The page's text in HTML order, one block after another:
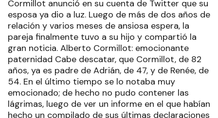
Cormillot anunció en su cuenta de Twitter que su
esposa ya dio a luz. Luego de más de dos años de
relación y varios meses de ansiosa espera, la
pareja finalmente tuvo a su hijo y compartió la
gran noticia. Alberto Cormillot: emocionante
paternidad Cabe descatar, que Cormillot, de 82
años, ya es padre de Adrián, de 47, y de Renée, de
54. En el último tiempo se lo notaba muy
emocionado; de hecho no pudo contener las
lágrimas, luego de ver un informe en el que habían
hecho un compilado de sus últimas declaraciones